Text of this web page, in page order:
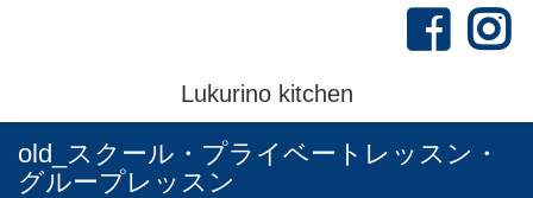
Lukurino kitchen
old_スクール・プライベートレッスン・
グループレッスン